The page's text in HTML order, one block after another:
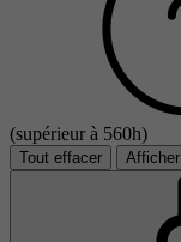
(supérieur à 560h)
Tout effacer Afficher